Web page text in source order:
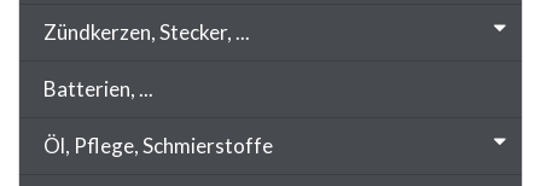
Zündkerzen, Stecker, ...
Batterien, ...
Öl, Pflege, Schmierstoffe